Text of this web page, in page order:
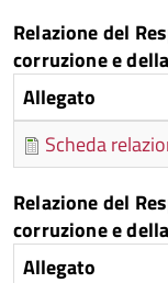
Relazione del
corruzione e
Allegato
Scheda
Relazione del
corruzione e
Allegato